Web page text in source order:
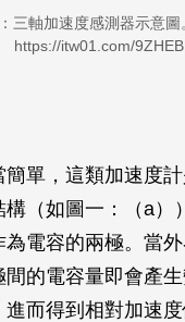
三軸加速度感測器示意圖
https://itw01.com/
單，這類加速度
（如圖一：（a
電容的兩極。當
的電容量即會產
而得到相對加速度